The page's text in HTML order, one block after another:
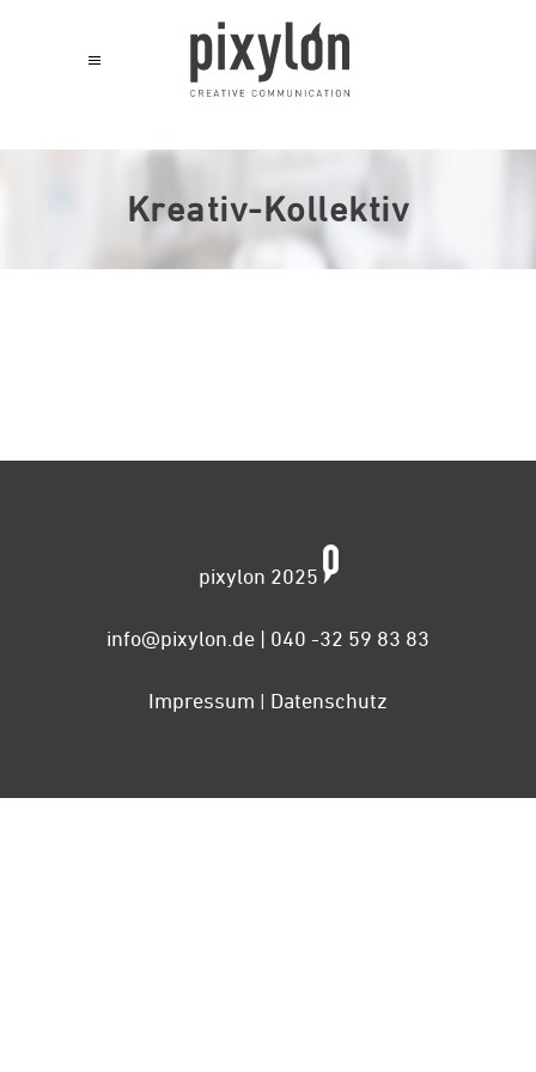
Kreativ-Kollektiv
pixylon 2025
info@pixylon.de | 040 -32 59 83 83
Impressum | Datenschutz